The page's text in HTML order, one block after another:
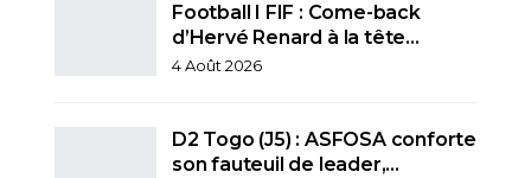
Football I FIF : Come-back
d’Hervé Renard à la tête…
4 Août 2026
D2 Togo (J5) : ASFOSA conforte
son fauteuil de leader,…